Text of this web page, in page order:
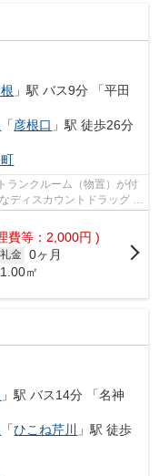
」駅 バス9分 「平田
「彦根口 」駅 徒歩26分
ランクルーム（物置）が付
ディスカウントドラッグ コ
費等：2,000円 )
礼金 0ヶ月
㎡
」駅 バス14分 「名神
「ひこね芹川
」駅 徒歩